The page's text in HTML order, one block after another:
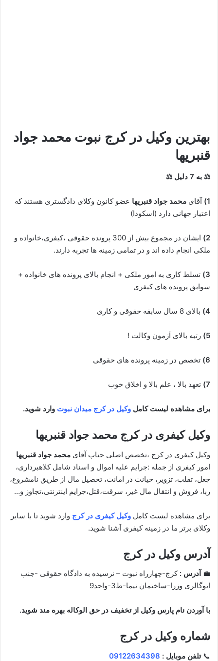
بهترین وکیل در کرج نبوت محمد جواد
قنبریها
⚖ به 7 دلیل ⚖
1) آقای محمد جواد قنبریها عضو کانون وکلای دادگستری هستند که
اعتبار جهانی دارد (اسکودا)
2)
ایشان در مجموع بیش از 300 پرونده حقوقی ،کیفری،خانواده و
ملکی انجام داده اند و در تمامی زمینه ها تجربه دارند.
3) تسلط کاری به امور ملکی + انجام بالای پرونده های خانواده +
سوابق پرونده های کیفری
4) بالای 8 سال سابقه حقوقی و کاری
5) رتبه بالای آزمون وکالت !
6) تخصص در زمینه پرونده های حقوقی
7) تعهد بالا ، علم بالا و اخلاق خوب
برای مشاهده لیست کامل وکیل در کرج میدان نبوت وارد شوید.
وکیل کیفری در کرج محمد جواد قنبریها
وکیل کیفری در کرج ،تخصص اصلی جناب آقای محمد جواد قنبریها
امور کیفری از جمله :جرایم علیه اموال و اسناد شامل کلاهبرداری،
جعل، تقلب، تزویر، خیانت در امانت، تحصیل مال از طریق نامشروع،
ربا، فروش و انتقال مال غیر، سرقت،قتل،جرایم اینترنتی،تجاوز و…
برای مشاهده لیست کامل وکیل کیفری در کرج وارد شوید تا با سایر
وکلای برتر ما در زمینه کیفری آشنا شوید.
آدرس وکیل در کرج
💼 آدرس :کرج-چهارراه نبوت – نرسیده به دادگاه حقوقی -جنب
اتوگالری وزرا-ساختمان نیما-ط3-واحد9
با آوردن نام پارس وکیل از تخفیف در حق الوکاله بهره مند شوید.
شماره وکیل در کرج
📞تلفن موبایل : 09122634398